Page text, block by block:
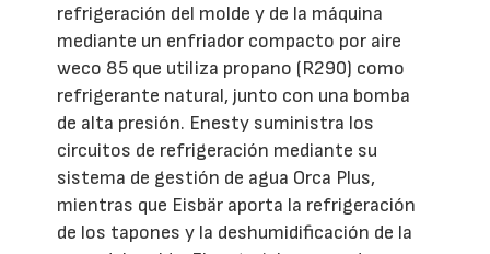
refrigeración del molde y de la máquina
mediante un enfriador compacto por aire
weco 85 que utiliza propano (R290) como
refrigerante natural, junto con una bomba
de alta presión. Enesty suministra los
circuitos de refrigeración mediante su
sistema de gestión de agua Orca Plus,
mientras que Eisbär aporta la refrigeración
de los tapones y la deshumidificación de la